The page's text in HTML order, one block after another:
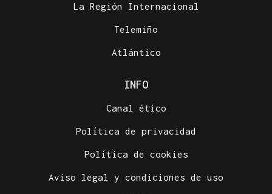
La Región Internacional
Telemiño
Atlántico
INFO
Canal ético
Política de privacidad
Política de cookies
Aviso legal y condiciones de uso